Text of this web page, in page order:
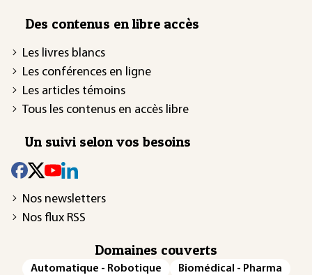
Des contenus en libre accès
Les livres blancs
Les conférences en ligne
Les articles témoins
Tous les contenus en accès libre
Un suivi selon vos besoins
Nos newsletters
Nos flux RSS
Domaines couverts
Automatique - Robotique
Biomédical - Pharma